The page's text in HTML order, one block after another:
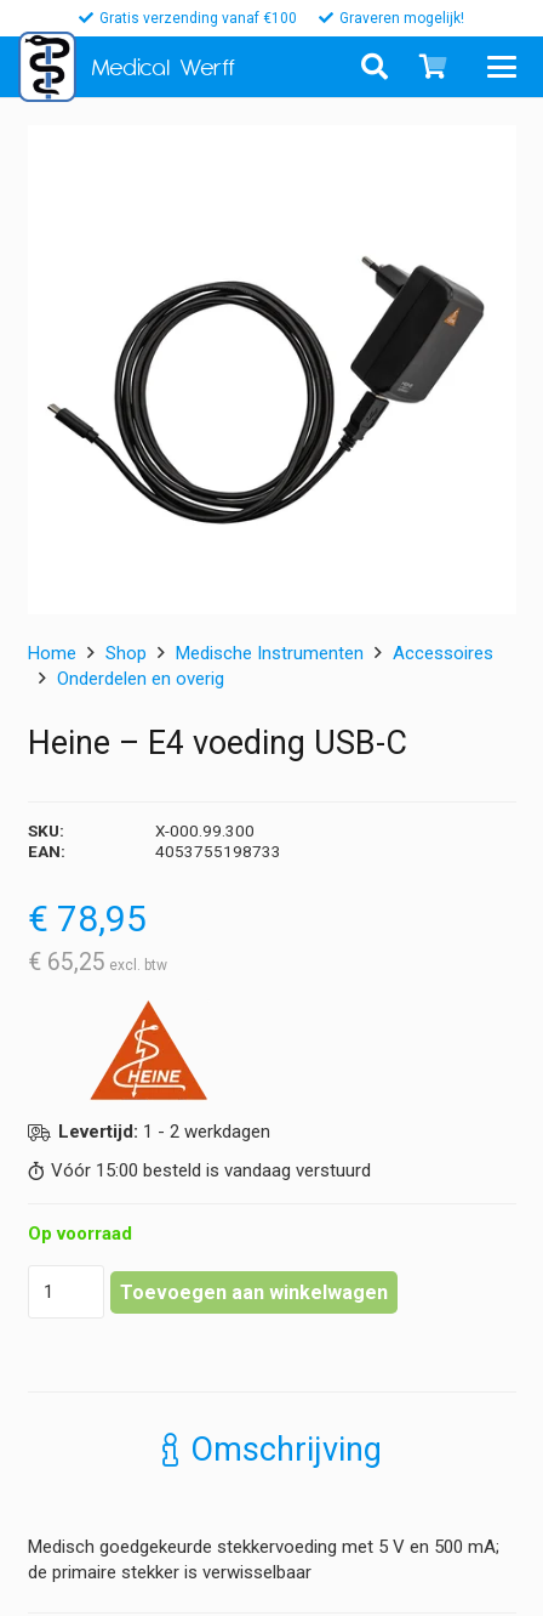
Gratis verzending vanaf €100 Graveren mogelijk!
Medical Werff
Home Shop Medische Instrumenten
Accessoires
Onderdelen en overig
Heine – E4 voeding USB-C
SKU:
X-000.99.300
EAN:
4053755198733
€ 78,95
€ 65,25
Levertijd: 1 - 2 werkdagen
Vóór 15:00 besteld is vandaag verstuurd
Op voorraad
Toevoegen aan winkelwagen
Omschrijving
Medisch goedgekeurde stekkervoeding met 5 V en 500 mA;
de primaire stekker is verwisselbaar